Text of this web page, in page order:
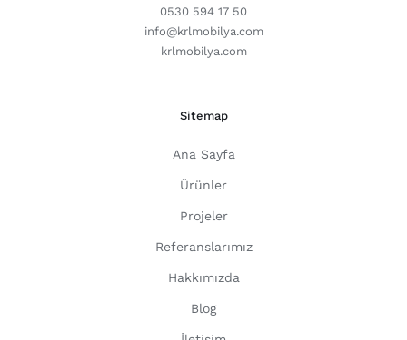
0530 594 17 50
info@krlmobilya.com
krlmobilya.com
Sitemap
Ana Sayfa
Ürünler
Projeler
Referanslarımız
Hakkımızda
Blog